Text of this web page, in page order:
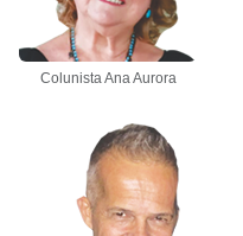
Colunista Ana Aurora